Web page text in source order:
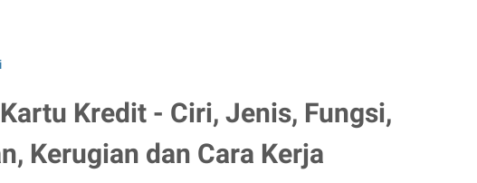
Kredit - Ciri, Jenis, Fungsi,
Kerugian dan Cara Kerja